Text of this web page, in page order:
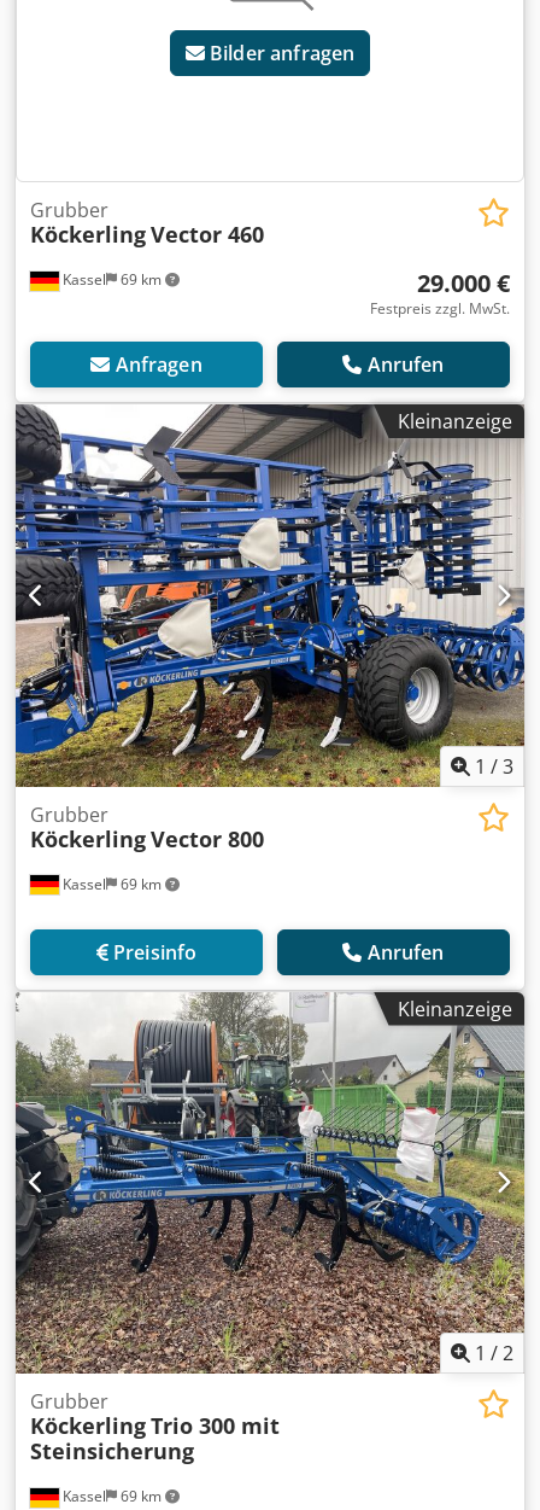
Bilder anfragen
Kassel 69 km
Grubber
KöckerlingVector 460
29.000 €
Festpreis zzgl. MwSt.
Anfragen Anrufen
Kleinanzeige
1 /3
Kassel 69 km
Grubber
KöckerlingVector 800
Preisinfo Anrufen
Kleinanzeige
1 /2
Kassel 69 km
Grubber
KöckerlingTrio 300 mit
Steinsicherung